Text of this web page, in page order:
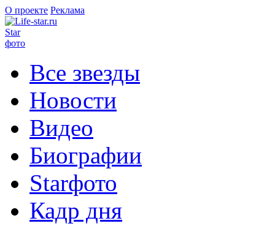
О проекте Реклама
Star
фото
Все звезды
Новости
Видео
Биографии
Starфото
Кадр дня